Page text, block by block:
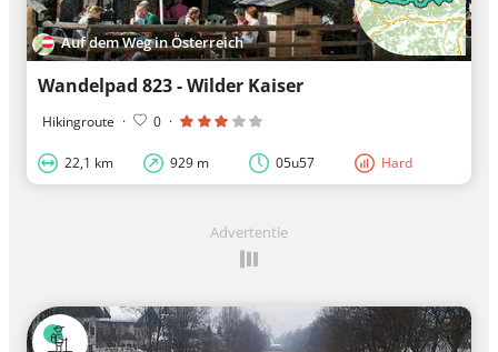
Auf dem Weg in Österreich
Wandelpad 823 - Wilder Kaiser
Hikingroute · 0 ·
22,1 km 929 m 05u57 Hard
Advertentie